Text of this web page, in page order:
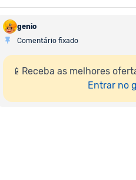
genio
Comentário fixado
📱Receba as melhores
Entrar no